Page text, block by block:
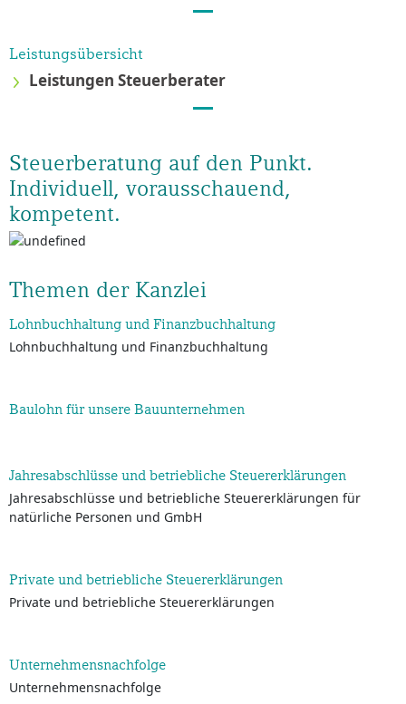
Leistungsübersicht
Leistungen Steuerberater
Steuerberatung auf den Punkt.
Individuell, vorausschauend,
kompetent.
Themen der Kanzlei
Lohnbuchhaltung und Finanzbuchhaltung
Lohnbuchhaltung und Finanzbuchhaltung
Baulohn für unsere Bauunternehmen
Jahresabschlüsse und betriebliche Steuererklärungen
Jahresabschlüsse und betriebliche Steuererklärungen für
natürliche Personen und GmbH
Private und betriebliche Steuererklärungen
Private und betriebliche Steuererklärungen
Unternehmensnachfolge
Unternehmensnachfolge